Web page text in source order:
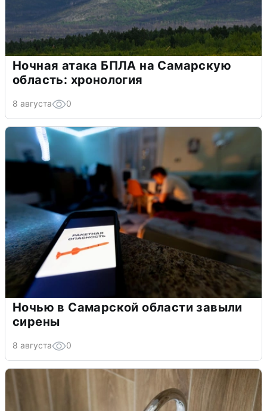
Ночная атака БПЛА на Самарскую
область: хронология
8 августа 0
Ночью в Самарской области завыли
сирены
8 августа 0